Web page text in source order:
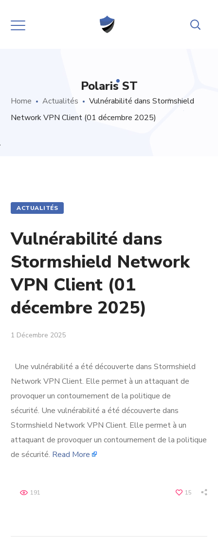
Polaris ST
Home Actualités
Vulnérabilité dans Stormshield
Network VPN Client (01 décembre 2025)
ACTUALITÉS
Vulnérabilité dans
Stormshield Network
VPN Client (01
décembre 2025)
1 Décembre 2025
Une vulnérabilité a été découverte dans Stormshield
Network VPN Client. Elle permet à un attaquant de
provoquer un contournement de la politique de
sécurité. Une vulnérabilité a été découverte dans
Stormshield Network VPN Client. Elle permet à un
attaquant de provoquer un contournement de la politique
de sécurité. Read More
15
191